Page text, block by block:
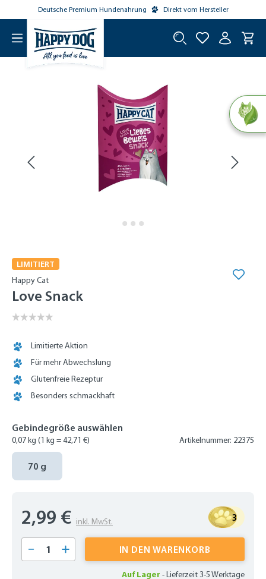
springen
Deutsche Premium Hundenahrung Direkt vom Hersteller
LIMITIERT
Happy Cat
Love Snack
Limitierte Aktion
Für mehr Abwechslung
Glutenfreie Rezeptur
Besonders schmackhaft
Gebindegröße auswählen
0,07 kg (1 kg = 42,71 €) Artikelnummer: 22375
70 g
2,99 € inkl. MwSt. 3
Produkt Anzahl: Gib den gewünschten
IN DEN WARENKORB
Auf Lager -Lieferzeit 3-5 Werktage